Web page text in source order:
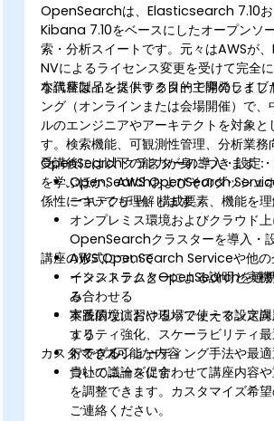
OpenSearchは、Elasticsearch 7.10
Kibana 7.10をベースにしたオープンソ
索・分析スイートです。元々はAWSが
NVによるライセンス変更を受けて完全に
な代替製品を提供する目的で開発しまし
本講座はインストラクター主導のライブ
ング（オンラインまたは会場開催）で、
ルのエンジニアやアーキテクトを対象と
す。検索機能、可観測性管理、分析業務
OpenSearchクラスターの導入・設定
を学ぶほか、AWS OpenSearch
係性についても理解します。
受講後には以下の能力が身につきます：
OpenSearchおよびそのダッシュ
ーキテクチャ、構成要素、機能を
オンプレミス環境およびクラウド
OpenSearchクラスターを導入・
AWS OpenSearch Serviceや他の
ータシステムとOpenSearchを連
る
本番環境におけるパフォーマンス
ュリティ強化、スケーラビリティ
行できる
講座の形式について
インストラクターによる説明と実
み合わせる
実践的な演習や現場で使える設定
する
トラブルシューティング手法や最
ついて議論を促す
カスタマイズ可能な内容
貴社のニーズに合わせて講座内容
を調整できます。カスタマイズ希
ご連絡ください。